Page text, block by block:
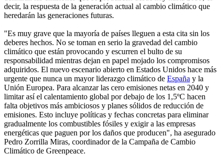
decir, la respuesta de la generación actual al cambio climático que
heredarán las generaciones futuras.
"Es muy grave que la mayoría de países lleguen a esta cita sin los
deberes hechos. No se toman en serio la gravedad del cambio
climático que están provocando y escurren el bulto de su
responsabilidad mientras dejan en papel mojado los compromisos
adquiridos. El nuevo escenario abierto en Estados Unidos hace más
urgente que nunca un mayor liderazgo climático de España y la
Unión Europea. Para alcanzar las cero emisiones netas en 2040 y
limitar así el calentamiento global por debajo de los 1,5ºC hacen
falta objetivos más ambiciosos y planes sólidos de reducción de
emisiones. Esto incluye políticas y fechas concretas para eliminar
gradualmente los combustibles fósiles y exigir a las empresas
energéticas que paguen por los daños que producen", ha asegurado
Pedro Zorrilla Miras, coordinador de la Campaña de Cambio
Climático de Greenpeace.